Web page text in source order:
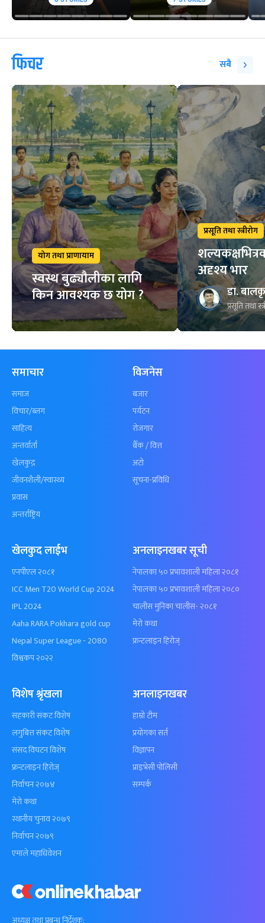
फिचर सबै
योग तथा प्राणायाम
स्वस्थ बुढ्यौलीका लागि
किन आवश्यक छ योग ?
प्रसूति तथा स्त्रीरोग
अदृश्य भार
डा.
प्रसूति तथा
समाचार
समाज
विचार/ब्लग
साहित्य
अन्तर्वार्ता
खेलकुद़़
जीवनशैली/स्वास्थ्य
प्रवास
अन्तर्राष्ट्रिय
विजनेस
बजार
पर्यटन
रोजगार
बैँक / वित्त
अटो
सूचना-प्रविधि
खेलकुद लाईभ
एनपीएल २०८१
ICC Men T20 World Cup 2024
IPL 2024
Aaha RARA Pokhara gold cup
Nepal Super League - 2080
विश्वकप २०२२
अनलाइनखबर सूची
नेपालका ५० प्रभावशाली महिला २०८१
नेपालका ५० प्रभावशाली महिला २०८०
चालीस मुनिका चालीस- २०८१
मेरो कथा
फ्रन्टलाइन हिरोज्
विशेष श्रृंखला
सहकारी संकट विशेष
लगुबित्त संकट विशेष
संसद विघटन विशेष
फ्रन्टलाइन हिरोज्
निर्वाचन २०७४
मेरो कथा
स्थानीय चुनाव २०७९
निर्वाचन २०७९
एमाले महाधिवेशन
अनलाइनखबर
हाम्रो टीम
प्रयोगका सर्त
विज्ञापन
प्राइभेसी पोलिसी
सम्पर्क